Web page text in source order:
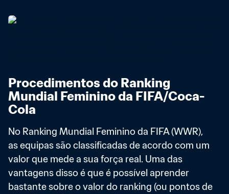
Procedimentos do Ranking
Mundial Feminino da FIFA/Coca-
Cola
No Ranking Mundial Feminino da FIFA (WWR),
as equipas são classificadas de acordo com um
valor que mede a sua força real. Uma das
vantagens disso é que é possível aprender
bastante sobre o valor do ranking (ou pontos de